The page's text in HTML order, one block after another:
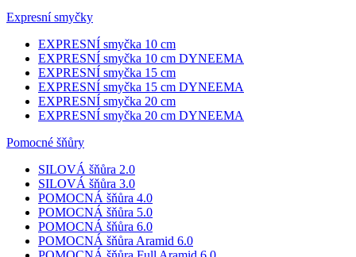
Expresní smyčky
EXPRESNÍ smyčka 10 cm
EXPRESNÍ smyčka 10 cm DYNEEMA
EXPRESNÍ smyčka 15 cm
EXPRESNÍ smyčka 15 cm DYNEEMA
EXPRESNÍ smyčka 20 cm
EXPRESNÍ smyčka 20 cm DYNEEMA
Pomocné šňůry
SILOVÁ šňůra 2.0
SILOVÁ šňůra 3.0
POMOCNÁ šňůra 4.0
POMOCNÁ šňůra 5.0
POMOCNÁ šňůra 6.0
POMOCNÁ šňůra Aramid 6.0